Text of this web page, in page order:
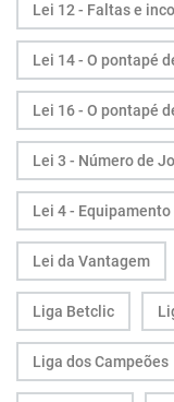
Lei 12 - Faltas e
Lei 14 - O pontapé
Lei 16 - O pontapé
Lei 3 - Número de
Lei 4 -
Lei da Vantagem
Liga Betclic
Liga dos Campeões